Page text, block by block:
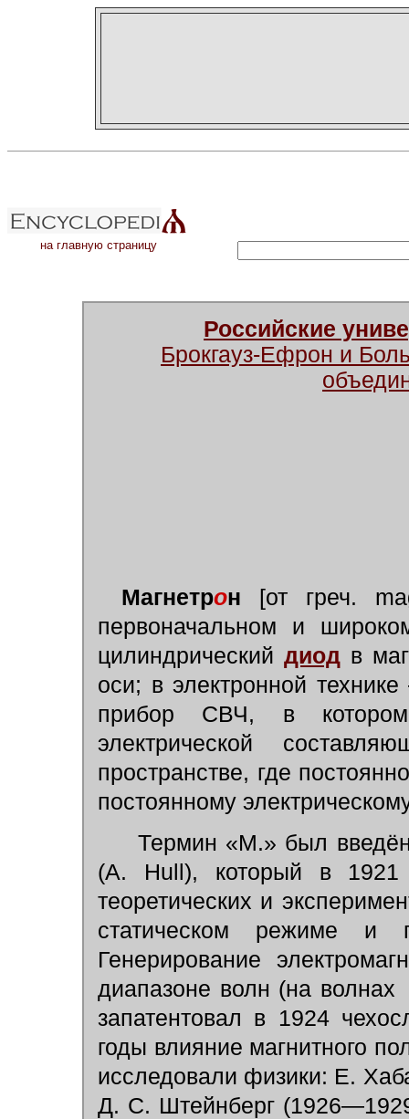
на главную страницу
Российские
Брокгауз-Ефрон и
Магнетрон [от греч.
первоначальном и
цилиндрический диод в
оси; в электронной
прибор СВЧ, в котором
электрической
пространстве, где
постоянному
Термин «М.» был
(A. Hull), который в 1921
теоретических и
статическом режиме и
Генерирование
диапазоне волн (на волнах
запатентовал в 1924
годы влияние магнитного
исследовали физики: Е.
Д. С. Штейнберг